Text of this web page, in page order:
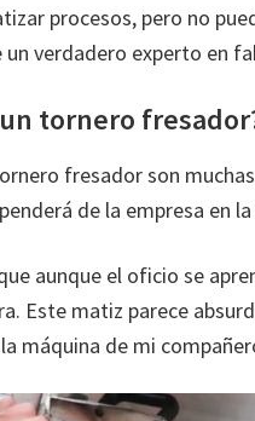
procesos, pero no
verdadero experto en
tornero
fresador son
de la empresa en
aunque el oficio se
Este matiz parece
máquina de mi